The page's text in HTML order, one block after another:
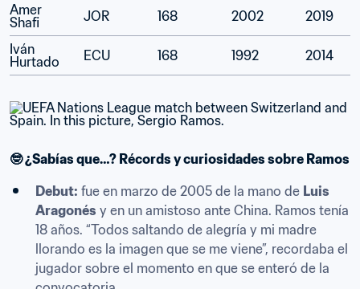
Amer
Shafi
JOR 168 2002 2019
Iván
Hurtado
ECU 168 1992 2014
🤓 ¿Sabías que…? Récords y curiosidades sobre Ramos
Debut: fue en marzo de 2005 de la mano de Luis
Aragonés y en un amistoso ante China. Ramos tenía
18 años. “Todos saltando de alegría y mi madre
llorando es la imagen que se me viene”, recordaba el
jugador sobre el momento en que se enteró de la